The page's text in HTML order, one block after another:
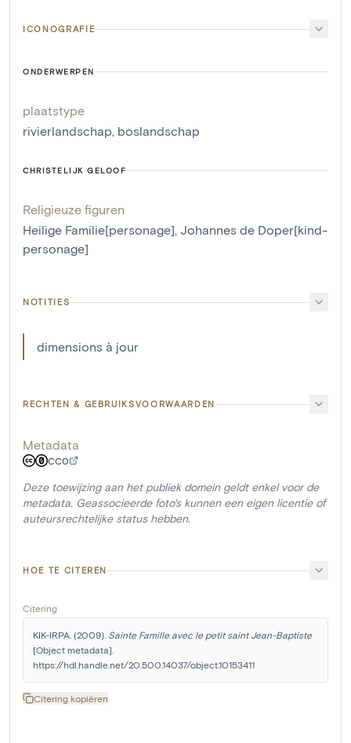
ICONOGRAFIE
ONDERWERPEN
plaatstype
rivierlandschap, boslandschap
CHRISTELIJK GELOOF
Religieuze figuren
Heilige Familie[personage], Johannes de Doper[kind-
personage]
NOTITIES
dimensions à jour
RECHTEN & GEBRUIKSVOORWAARDEN
Metadata
CC0
Deze toewijzing aan het publiek domein geldt enkel voor de
metadata. Geassocieerde foto's kunnen een eigen licentie of
auteursrechtelijke status hebben.
HOE TE CITEREN
Citering
KIK-IRPA. (2009). Sainte Famille avec le petit saint Jean-Baptiste
[Object metadata].
https://hdl.handle.net/20.500.14037/object.10153411
Citering kopiëren